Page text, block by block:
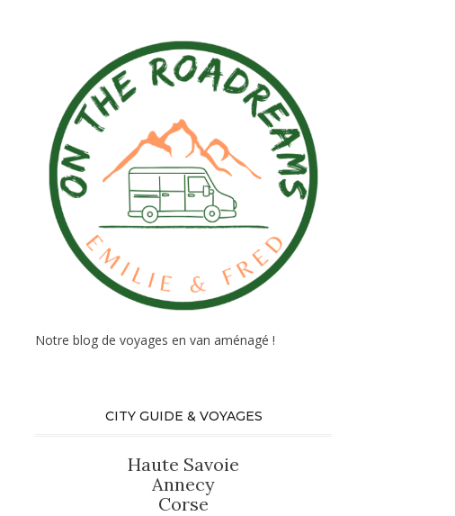
Notre blog de voyages en van aménagé !
CITY GUIDE & VOYAGES
Haute Savoie
Annecy
Corse